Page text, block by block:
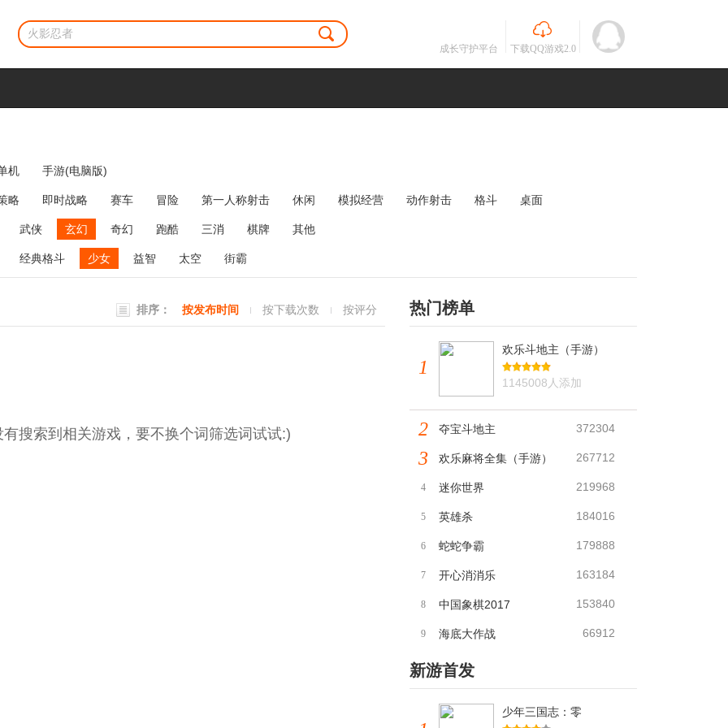
成长守护平台 下载QQ游戏2.0
机 手游(电脑版)
略 即时战略 赛车 冒险 第一人称射击 休闲 模拟经营 动作射击 格斗
桌面
牌类
麻将 网络游戏 弹幕射击 策略塔防
武侠 玄幻 奇幻 跑酷 三消 棋牌 其他
经典格斗 少女 益智 太空 街霸
排序： 按发布时间 按下载次数 按评分
搜索到相关游戏，要不换个词筛选词试试:)
热门榜单
1
欢乐斗地主（手游）
1145008人添加
2 夺宝斗地主 372304
3 欢乐麻将全集（手游） 267712
4 迷你世界 219968
5 英雄杀 184016
6 蛇蛇争霸 179888
7 开心消消乐 163184
8 中国象棋2017 153840
9 海底大作战 66912
新游首发
少年三国志：零